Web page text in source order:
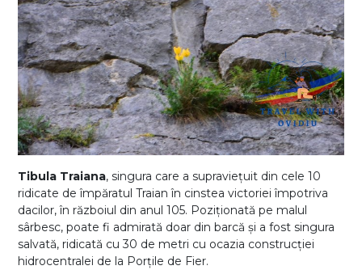
Tibula Traiana, singura care a supraviețuit din cele 10
ridicate de împăratul Traian în cinstea victoriei împotriva
dacilor, în războiul din anul 105. Poziționată pe malul
sârbesc, poate fi admirată doar din barcă și a fost singura
salvată, ridicată cu 30 de metri cu ocazia construcției
hidrocentralei de la Porțile de Fier.